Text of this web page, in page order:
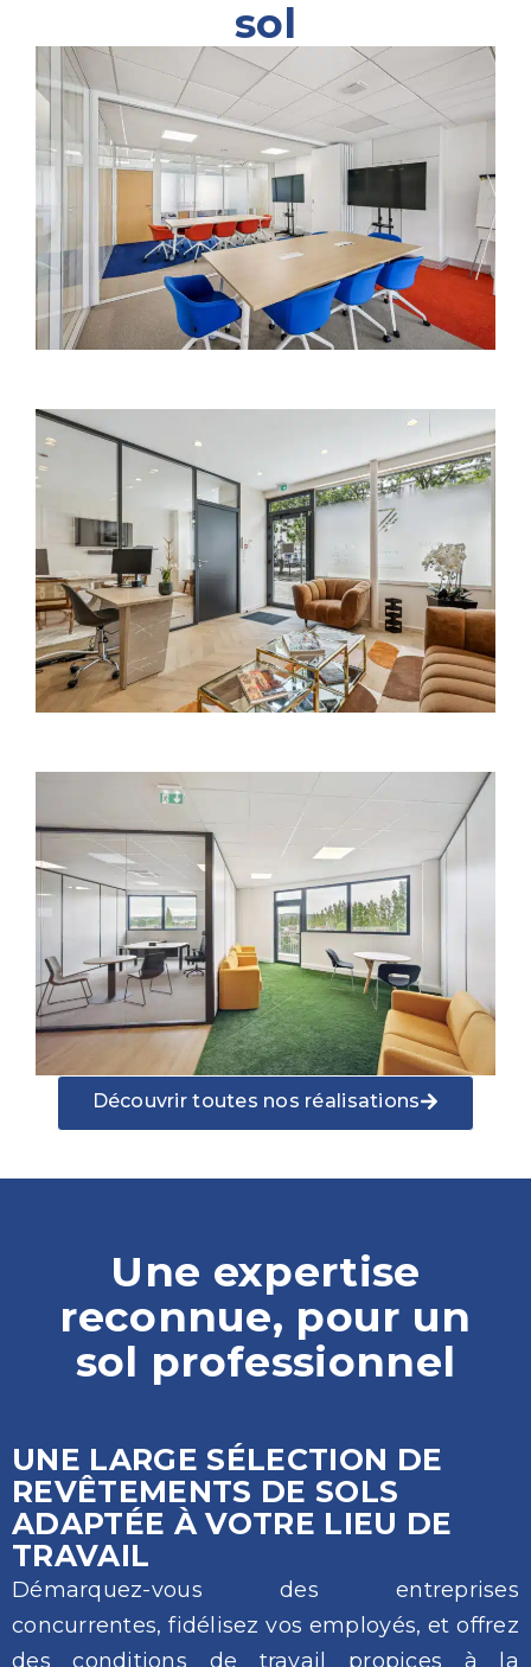
sol
Découvrir toutes nos réalisations
Une expertise
reconnue, pour un
sol professionnel
UNE LARGE SÉLECTION DE
REVÊTEMENTS DE SOLS
ADAPTÉE À VOTRE LIEU DE
TRAVAIL
Démarquez-vous des entreprises
concurrentes, fidélisez vos employés, et offrez
des conditions de travail propices à la